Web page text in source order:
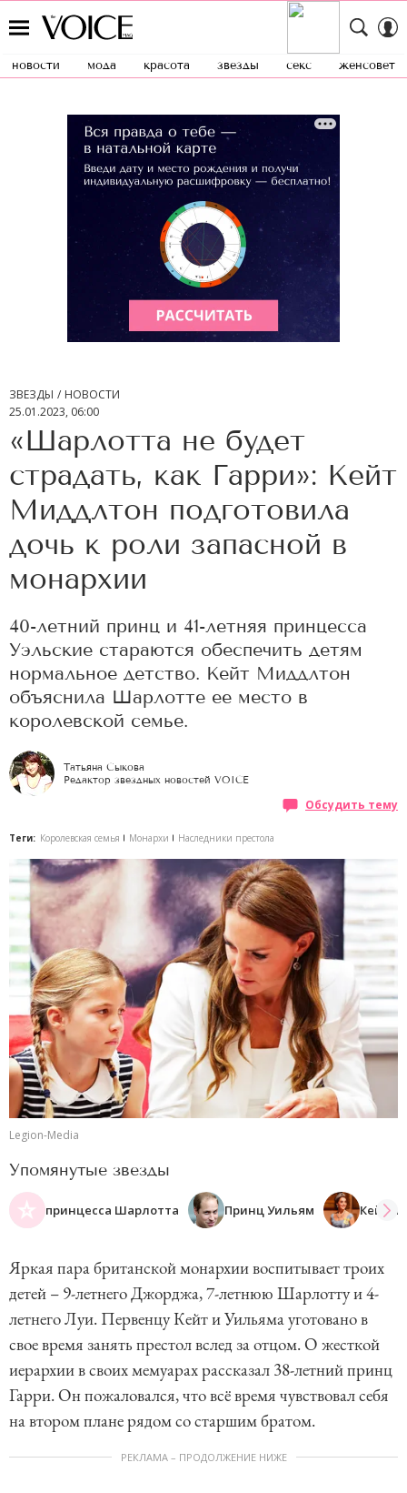
новости мода красота звезды секс женсовет
ЗВЕЗДЫ
НОВОСТИ
25.01.2023, 06:00
«Шарлотта не будет
страдать, как Гарри»: Кейт
Миддлтон подготовила
дочь к роли запасной в
монархии
40-летний принц и 41-летняя принцесса
Уэльские стараются обеспечить детям
нормальное детство. Кейт Миддлтон
объяснила Шарлотте ее место в
королевской семье.
Татьяна Сыкова
Редактор звездных новостей VOICE
Обсудить тему
Теги: Королевская семья Монархи Наследники престола
Legion-Media
Упомянутые звезды
принцесса Шарлотта Принц Уильям Кейт
Яркая пара британской монархии воспитывает троих
детей – 9-летнего Джорджа, 7-летнюю Шарлотту и 4-
летнего Луи. Первенцу Кейт и Уильяма уготовано в
свое время занять престол вслед за отцом. О жесткой
иерархии в своих мемуарах рассказал 38-летний принц
Гарри. Он пожаловался, что всё время чувствовал себя
на втором плане рядом со старшим братом.
РЕКЛАМА – ПРОДОЛЖЕНИЕ НИЖЕ